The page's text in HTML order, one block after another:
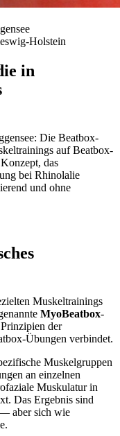
Holstein
in
Die Beatbox-
auf Beatbox-
das
bei Rhinolalie
und ohne
Muskeltrainings
MyoBeatbox-
der
Übungen verbindet.
Muskelgruppen
an einzelnen
Muskulatur in
Das Ergebnis sind
aber sich wie